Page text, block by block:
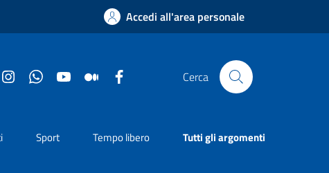
Accedi all'area personale
InstagramWhatsappYouTube Medium Cerca
Sport Tempo libero Tutti gli argomenti